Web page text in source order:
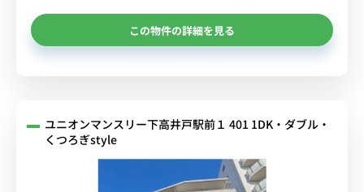
この物件の詳細を見る
ユニオンマンスリー下高井戸駅前１ 401 1DK・ダブル・
くつろぎstyle